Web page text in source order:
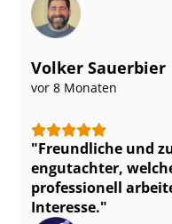
Volker Sauerbier
vor 8 Monaten
Freundliche und
en­gut­ach­ter,
professionell
Interesse.